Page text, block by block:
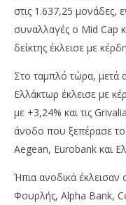
Ήπια άνοδος
Αθηνών την 07/01
07/01/2019
pressroom
στις 1.637,25 μονάδες,
συναλλαγές ο Mid Cap
δείκτης έκλεισε με
Στο ταμπλό τώρα, μετά
Ελλάκτωρ έκλεισε με
με +3,24% και τις
άνοδο που ξεπέρασε
Aegean, Eurobank και
Ήπια ανοδικά
Φουρλής, Alpha Bank,